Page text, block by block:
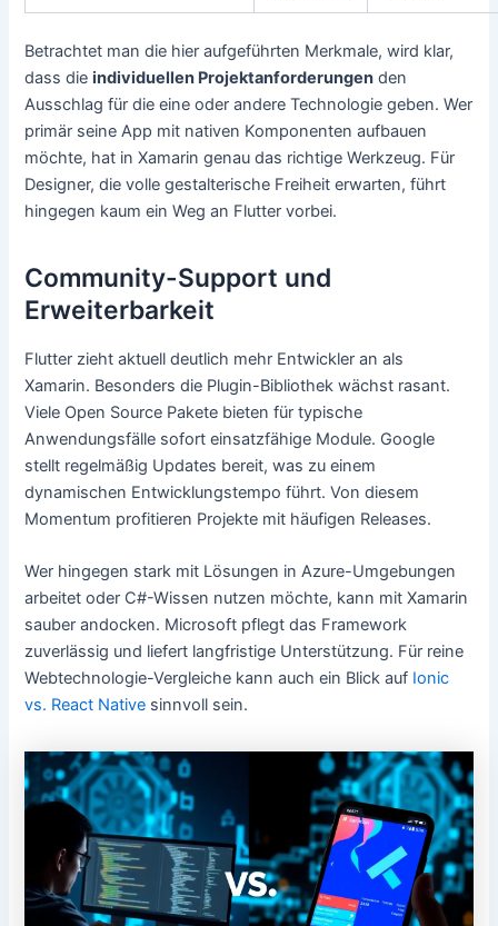
Betrachtet man die hier aufgeführten Merkmale, wird klar,
dass dieindividuellen Projektanforderungen den
Ausschlag für die eine oder andere Technologie geben. Wer
primär seine App mit nativen Komponenten aufbauen
möchte, hat in Xamarin genau das richtige Werkzeug. Für
Designer, die volle gestalterische Freiheit erwarten, führt
hingegen kaum ein Weg an Flutter vorbei.
Community-Support und
Erweiterbarkeit
Flutter zieht aktuell deutlich mehr Entwickler an als
Xamarin. Besonders die Plugin-Bibliothek wächst rasant.
Viele Open Source Pakete bieten für typische
Anwendungsfälle sofort einsatzfähige Module. Google
stellt regelmäßig Updates bereit, was zu einem
dynamischen Entwicklungstempo führt. Von diesem
Momentum profitieren Projekte mit häufigen Releases.
Wer hingegen stark mit Lösungen in Azure-Umgebungen
arbeitet oder C#-Wissen nutzen möchte, kann mit Xamarin
sauber andocken. Microsoft pflegt das Framework
zuverlässig und liefert langfristige Unterstützung. Für reine
Webtechnologie-Vergleiche kann auch ein Blick auf Ionic
vs. React Native sinnvoll sein.